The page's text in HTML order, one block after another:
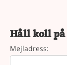
Håll koll
Mejladress: